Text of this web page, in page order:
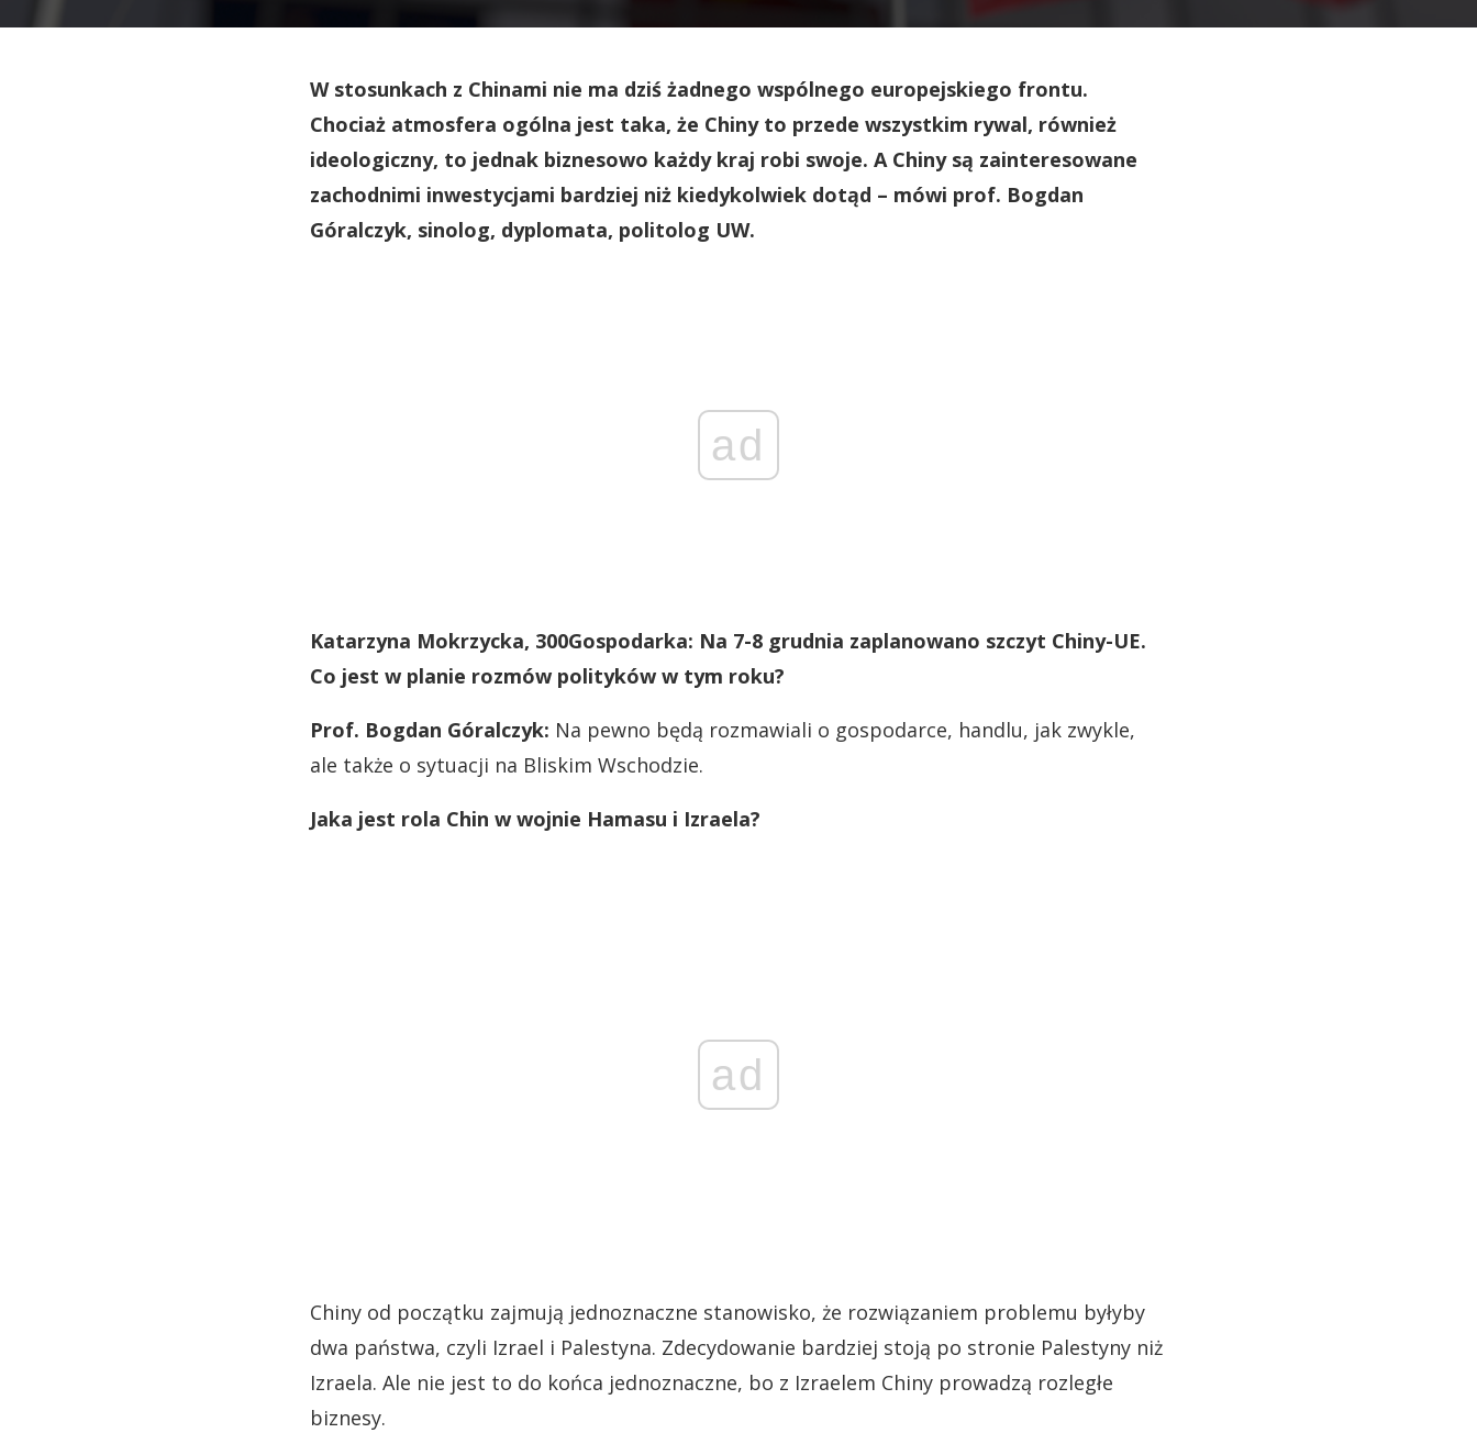
W stosunkach z Chinami nie ma dziś żadnego wspólnego europejskiego frontu.
Chociaż atmosfera ogólna jest taka, że Chiny to przede wszystkim rywal, również
ideologiczny, to jednak biznesowo każdy kraj robi swoje. A Chiny są zainteresowane
zachodnimi inwestycjami bardziej niż kiedykolwiek dotąd – mówi prof. Bogdan
Góralczyk, sinolog, dyplomata, politolog UW.
ad
Katarzyna Mokrzycka, 300Gospodarka: Na 7-8 grudnia zaplanowano szczyt Chiny-UE.
Co jest w planie rozmów polityków w tym roku?
Prof. Bogdan Góralczyk: Na pewno będą rozmawiali o gospodarce, handlu, jak zwykle,
ale także o sytuacji na Bliskim Wschodzie.
Jaka jest rola Chin w wojnie Hamasu i Izraela?
ad
Chiny od początku zajmują jednoznaczne stanowisko, że rozwiązaniem problemu byłyby
dwa państwa, czyli Izrael i Palestyna. Zdecydowanie bardziej stoją po stronie Palestyny niż
Izraela. Ale nie jest to do końca jednoznaczne, bo z Izraelem Chiny prowadzą rozległe
biznesy.